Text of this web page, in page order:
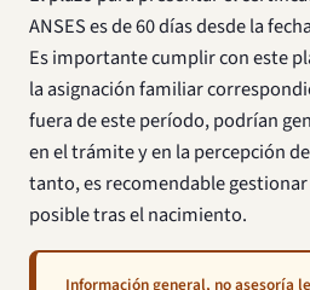
ANSES es de 60 días desde la
Es importante cumplir con este
la asignación familiar
fuera de este período, podrían
en el trámite y en la percepción
tanto, es recomendable
posible tras el nacimiento.
Información general, no asesoría